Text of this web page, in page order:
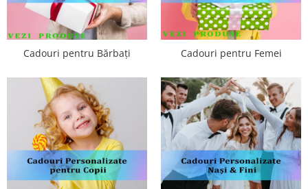
Cadouri pentru Bărbați Cadouri pentru Femei